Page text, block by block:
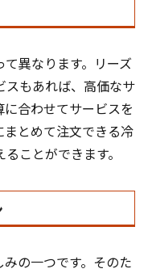
異なります。リーズ
スもあれば、高価なサ
合わせてサービスを
とめて注文できる冷
ことができます。
の一つです。そのた